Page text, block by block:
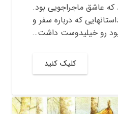
که عاشق ماجراجویی بود.
که درباره سفر و
رو خیلیدوست داشت…
کلیک کنید